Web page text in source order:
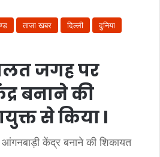
ताजा खबर दिल्ली
दुनिया
जगह पर
बनाने की
से किया l
केंद्र बनाने की शिकायत